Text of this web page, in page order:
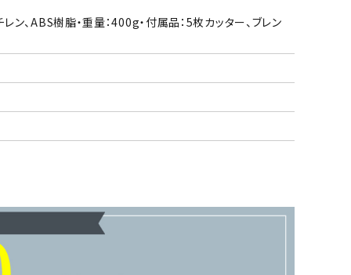
、ABS樹脂・重量：400g・付属品：5枚カッター、ブレン